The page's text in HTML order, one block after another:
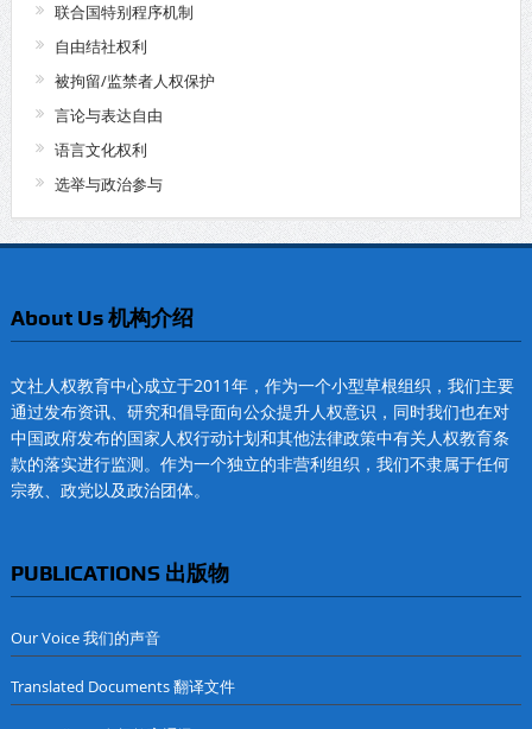
联合国特别程序机制
自由结社权利
被拘留/监禁者人权保护
言论与表达自由
语言文化权利
选举与政治参与
About Us 机构介绍
文社人权教育中心成立于2011年，作为一个小型草根组织，我们主要
通过发布资讯、研究和倡导面向公众提升人权意识，同时我们也在对
中国政府发布的国家人权行动计划和其他法律政策中有关人权教育条
款的落实进行监测。作为一个独立的非营利组织，我们不隶属于任何
宗教、政党以及政治团体。
PUBLICATIONS 出版物
Our Voice 我们的声音
Translated Documents 翻译文件